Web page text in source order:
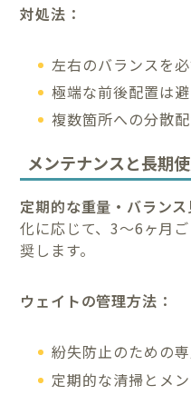
対処法：
左右のバランスを
極端な前後配置は
複数箇所への分散
メンテナンスと長期
定期的な重量・バランス
化に応じて、3～6ヶ月
奨します。
ウェイトの管理方法：
紛失防止のための
定期的な清掃とメ